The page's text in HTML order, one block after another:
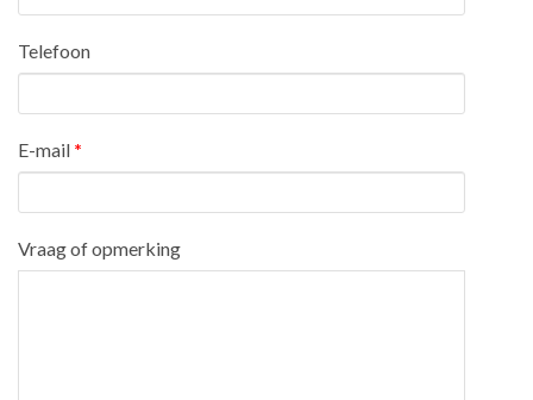
Telefoon
E-mail *
Vraag of opmerking